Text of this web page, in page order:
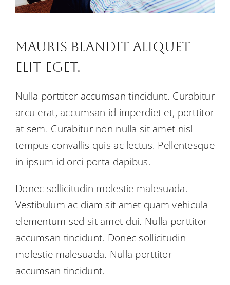
Mauris Blandit Aliquet
Elit Eget.
Nulla porttitor accumsan tincidunt. Curabitur
arcu erat, accumsan id imperdiet et, porttitor
at sem. Curabitur non nulla sit amet nisl
tempus convallis quis ac lectus. Pellentesque
in ipsum id orci porta dapibus.
Donec sollicitudin molestie malesuada.
Vestibulum ac diam sit amet quam vehicula
elementum sed sit amet dui. Nulla porttitor
accumsan tincidunt. Donec sollicitudin
molestie malesuada. Nulla porttitor
accumsan tincidunt.